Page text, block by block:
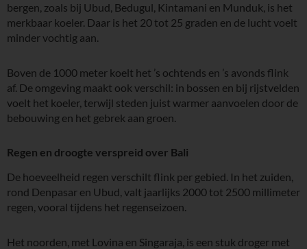
bergen, zoals bij Ubud, Bedugul, Kintamani en Munduk, is het
merkbaar koeler. Daar is het 20 tot 25 graden en de lucht voelt
minder vochtig aan.
Boven de 1000 meter koelt het ’s ochtends en ’s avonds flink
af. De omgeving maakt ook verschil: in bossen en bij rijstvelden
voelt het koeler, terwijl steden juist warmer aanvoelen door de
bebouwing en het gebrek aan groen.
Regen en droogte verspreid over Bali
De hoeveelheid regen verschilt flink per gebied. In het zuiden,
rond Denpasar en Ubud, valt jaarlijks 2000 tot 2500 millimeter
regen, vooral tijdens het regenseizoen.
Het noorden, met Lovina en Singaraja, is een stuk droger met